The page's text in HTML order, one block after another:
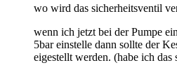
wo wird das sicherheitsventil
wenn ich jetzt bei der Pumpe
5bar einstelle dann sollte der
eigestellt werden. (habe ich das